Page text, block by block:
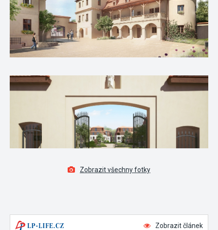
Zobrazit všechny fotky
Zobrazit článek